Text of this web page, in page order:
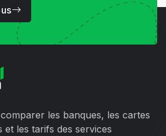
les banques, les cartes
et les tarifs des services